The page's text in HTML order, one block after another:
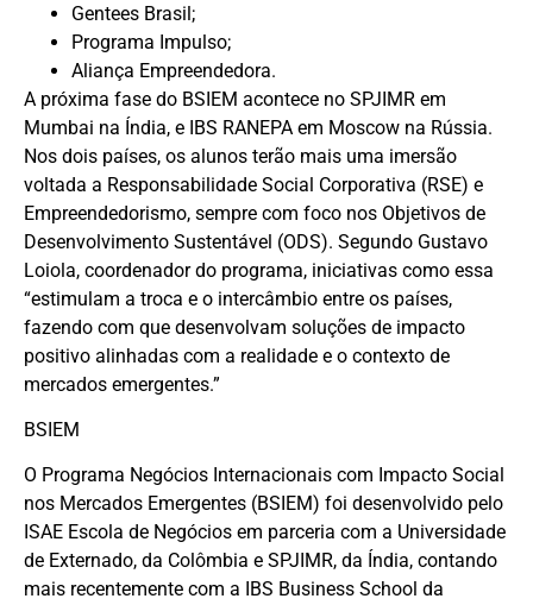
Gentees Brasil;
Programa Impulso;
Aliança Empreendedora.
A próxima fase do BSIEM acontece no SPJIMR em
Mumbai na Índia, e IBS RANEPA em Moscow na Rússia.
Nos dois países, os alunos terão mais uma imersão
voltada a Responsabilidade Social Corporativa (RSE) e
Empreendedorismo, sempre com foco nos Objetivos de
Desenvolvimento Sustentável (ODS). Segundo Gustavo
Loiola, coordenador do programa, iniciativas como essa
“estimulam a troca e o intercâmbio entre os países,
fazendo com que desenvolvam soluções de impacto
positivo alinhadas com a realidade e o contexto de
mercados emergentes.”
BSIEM
O Programa Negócios Internacionais com Impacto Social
nos Mercados Emergentes (BSIEM) foi desenvolvido pelo
ISAE Escola de Negócios em parceria com a Universidade
de Externado, da Colômbia e SPJIMR, da Índia, contando
mais recentemente com a IBS Business School da